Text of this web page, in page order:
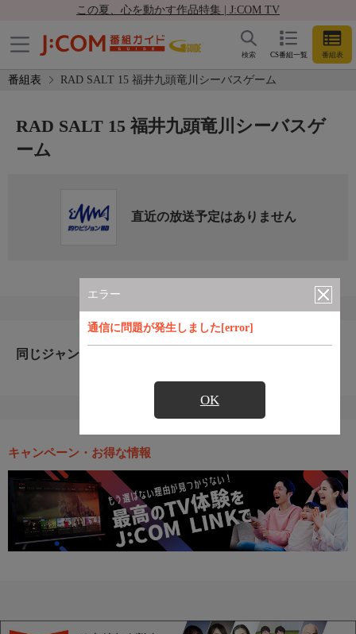
この夏、心を動かす作品特集 | J:COM TV
CS番組一覧 番組表
検索
番組表 RAD SALT 15 福井九頭竜川シーバスゲーム
エラー
通信に問題が発生しました[error]
OK
RAD SALT 15 福井九頭竜川シーバスゲ
ーム
直近の放送予定はありません
同じジャンルのおすすめ番組
キャンペーン・お得な情報